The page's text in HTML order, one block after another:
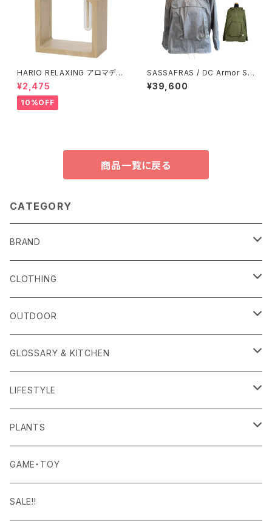
HARIO RELAXING アロマディ
フューザー 木のお家
¥2,475
10%OFF
SASSAFRAS / DC Armor Sh
ell Bud Jacket
¥39,600
商品一覧に戻る
CATEGORY
BRAND
alls
Amina Collection
APOTHEKE FRAGRANCE
BAICYCLON
BISQUE
Curry Mason
Detail
CLOTHING
OUTER
TOPS
BOTTOMS
ROOM WEAR
SHOES
HAT・CAP
OUTDOOR
CARRYING GOODS
LIGHTING
MILITARY GOODS
NITE IZE
S-BBINER
RGM
GLOSSARY & KITCHEN
FOOD
DRINK
KITCHEN GOODS
TABLEWARE
LIFESTYLE
ALOMA
ART PIECE
BODY & SKIN CARE
PLANTS
POTTED PLANTS
TERRARIUM
GAME・TOY
SALE!!